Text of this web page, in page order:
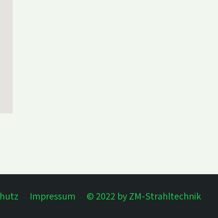
Impressum © 2022 by ZM-Strahltechnik